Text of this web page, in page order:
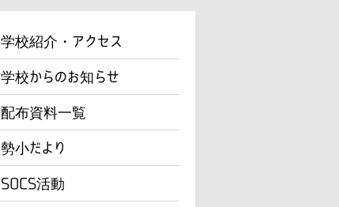
学校紹介・アクセス
学校からのお知らせ
配布資料一覧
勢小だより
SOCS活動